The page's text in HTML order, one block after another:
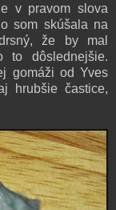
v pravom slova
som skúšala na
že by mal
to dôslednejšie.
gomáži od Yves
hrubšie častice,